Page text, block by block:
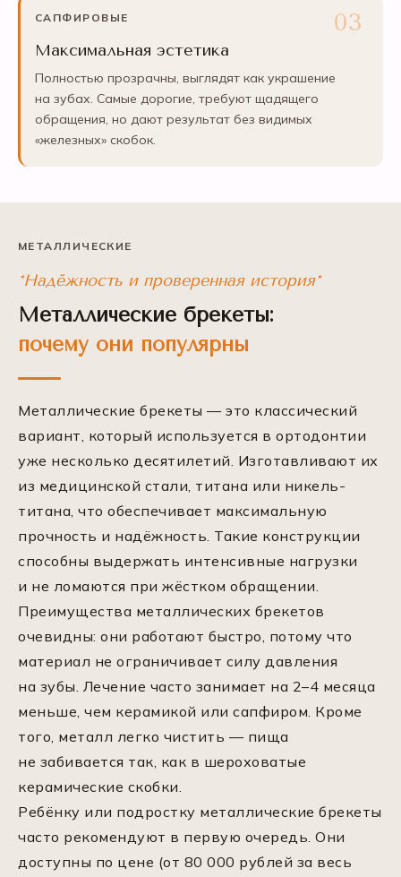
САПФИРОВЫЕ
Максимальная эстетика
Полностью прозрачны, выглядят как украшение
на зубах. Самые дорогие, требуют щадящего
обращения, но дают результат без видимых
«железных» скобок.
МЕТАЛЛИЧЕСКИЕ
*Надёжность и проверенная история*
Металлические брекеты:
почему они популярны
Металлические брекеты — это классический
вариант, который используется в ортодонтии
уже несколько десятилетий. Изготавливают их
из медицинской стали, титана или никель-
титана, что обеспечивает максимальную
прочность и надёжность. Такие конструкции
способны выдержать интенсивные нагрузки
и не ломаются при жёстком обращении.
Преимущества металлических брекетов
очевидны: они работают быстро, потому что
материал не ограничивает силу давления
на зубы. Лечение часто занимает на 2–4 месяца
меньше, чем керамикой или сапфиром. Кроме
того, металл легко чистить — пища
не забивается так, как в шероховатые
керамические скобки.
Ребёнку или подростку металлические брекеты
часто рекомендуют в первую очередь. Они
доступны по цене (от 80 000 рублей за весь